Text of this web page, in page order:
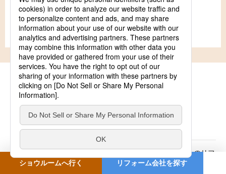
リフォーム会社を探す
サポートコンテンツ
キッチンリフォームのヒント
住まいの気になることやお困りごとを解決する、キッチンのリフ
ォームのヒントをご紹介。
ショウルームへ行く リフォーム会社を探す